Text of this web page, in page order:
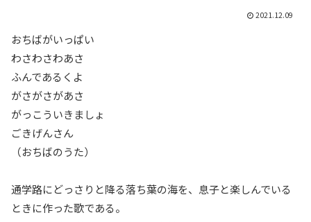
2021.12.09
おちばがいっぱい
わさわさわあさ
ふんであるくよ
がさがさがあさ
がっこういきましょ
ごきげんさん
（おちばのうた）
通学路にどっさりと降る落ち葉の海を、息子と楽しんでいる
ときに作った歌である。